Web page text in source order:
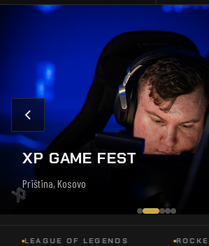
XP GAME FEST
Priština, Kosovo
LEAGUE OF LEGENDS ROCKET